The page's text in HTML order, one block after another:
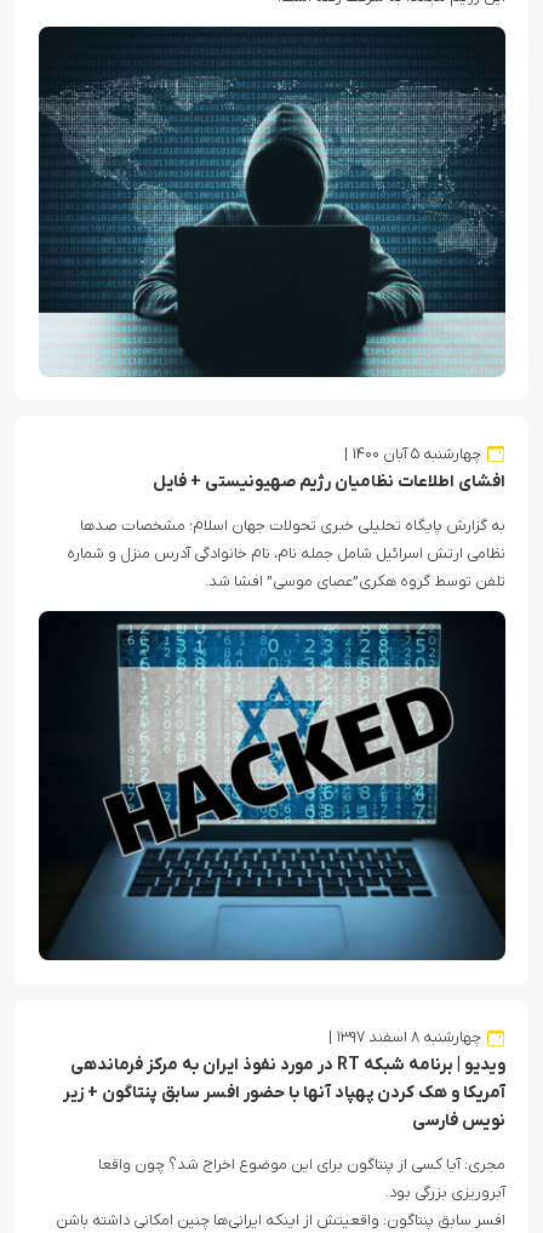
چهارشنبه ۵ آبان ۱۴۰۰
افشای اطلاعات نظامیان رژیم صهیونیستی + فایل
به گزارش پایگاه تحلیلی خبری تحولات جهان اسلام؛ مشخصات صدها
نظامی ارتش اسرائیل شامل جمله نام، نام خانوادگی آدرس منزل و شماره
تلفن توسط گروه هکری”عصای موسی” افشا شد.
چهارشنبه ۸ اسفند ۱۳۹۷
ویدیو | برنامه شبکه RT در مورد نفوذ ایران به مرکز فرماندهی
آمریکا و هک کردن پهپاد آنها با حضور افسر سابق پنتاگون + زیر
نویس فارسی
مجری: آیا کسی از پنتاگون برای این موضوع اخراج شد؟ چون واقعا
آبروریزی بزرگی بود.
افسر سابق پنتاگون: واقعیتش از اینکه ایرانی‌ها چنین امکانی داشته باشن